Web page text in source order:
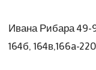
Ивана Рибара 49-
164б, 164в,166a-